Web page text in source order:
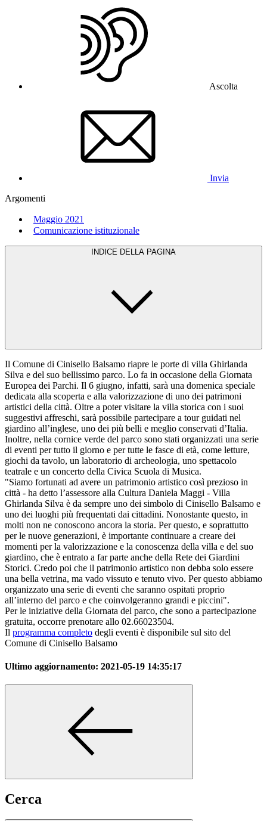
Ascolta
Invia
Argomenti
Maggio 2021
Comunicazione istituzionale
INDICE DELLA PAGINA
Il Comune di Cinisello Balsamo riapre le porte di villa Ghirlanda
Silva e del suo bellissimo parco. Lo fa in occasione della Giornata
Europea dei Parchi. Il 6 giugno, infatti, sarà una domenica speciale
dedicata alla scoperta e alla valorizzazione di uno dei patrimoni
artistici della città. Oltre a poter visitare la villa storica con i suoi
suggestivi affreschi, sarà possibile partecipare a tour guidati nel
giardino all’inglese, uno dei più belli e meglio conservati d’Italia.
Inoltre, nella cornice verde del parco sono stati organizzati una serie
di eventi per tutto il giorno e per tutte le fasce di età, come letture,
giochi da tavolo, un laboratorio di archeologia, uno spettacolo
teatrale e un concerto della Civica Scuola di Musica.
"Siamo fortunati ad avere un patrimonio artistico così prezioso in
città - ha detto l’assessore alla Cultura Daniela Maggi - Villa
Ghirlanda Silva è da sempre uno dei simbolo di Cinisello Balsamo e
uno dei luoghi più frequentati dai cittadini. Nonostante questo, in
molti non ne conoscono ancora la storia. Per questo, e soprattutto
per le nuove generazioni, è importante continuare a creare dei
momenti per la valorizzazione e la conoscenza della villa e del suo
giardino, che è entrato a far parte anche della Rete dei Giardini
Storici. Credo poi che il patrimonio artistico non debba solo essere
una bella vetrina, ma vado vissuto e tenuto vivo. Per questo abbiamo
organizzato una serie di eventi che saranno ospitati proprio
all’interno del parco e che coinvolgeranno grandi e piccini".
Per le iniziative della Giornata del parco, che sono a partecipazione
gratuita, occorre prenotare allo 02.66023504.
Il programma completo degli eventi è disponibile sul sito del
Comune di Cinisello Balsamo
Ultimo aggiornamento: 2021-05-19 14:35:17
Cerca